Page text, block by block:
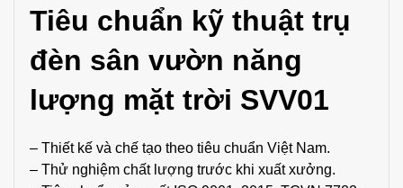
Tiêu chuẩn kỹ thuật trụ
đèn sân vườn năng
lượng mặt trời SVV01
– Thiết kế và chế tạo theo tiêu chuẩn Việt Nam.
– Thử nghiệm chất lượng trước khi xuất xưởng.